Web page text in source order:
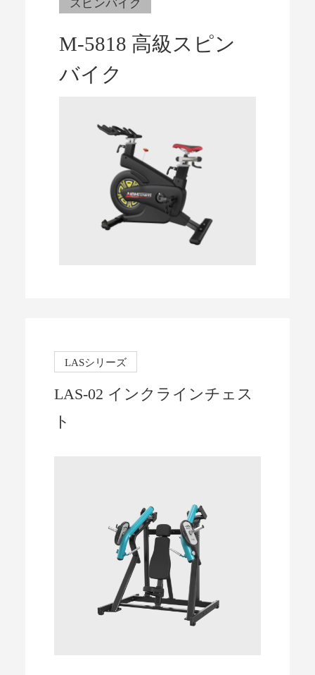
スピンバイク
M-5818 高級スピン
バイク
LASシリーズ
LAS-02 インクラインチェス
ト